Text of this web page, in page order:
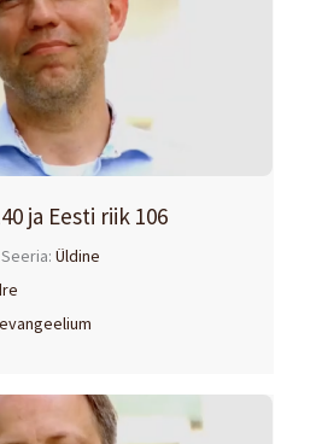
ja Eesti riik 106
Seeria:Üldine